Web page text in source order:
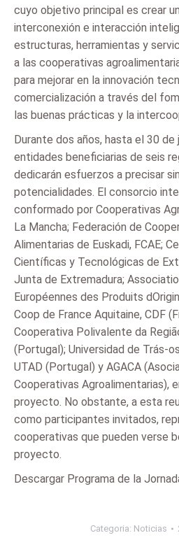
cuyo objetivo principal es crear
interconexión e interacción
estructuras, herramientas y
a las cooperativas
para mejorar en la innovación
comercialización a través del
las buenas prácticas y la
Durante dos años, hasta el 30 de
entidades beneficiarias de seis
dedicarán esfuerzos a precisar
potencialidades. El consorcio
conformado por Cooperativas
La Mancha; Federación de
Alimentarias de Euskadi, FCAE;
Científicas y Tecnológicas de
Junta de Extremadura;
Européennes des Produits
Coop de France Aquitaine, CDF
Cooperativa Polivalente da
(Portugal); Universidad de Trás-
UTAD (Portugal) y AGACA
Cooperativas Agroalimentarias),
proyecto. No obstante, a esta
como participantes invitados,
cooperativas que pueden verse
proyecto.
Descargar Programa de la
Categoria: Noticias